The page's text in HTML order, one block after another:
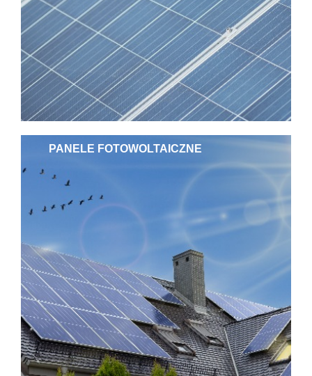
PANELE FOTOWOLTAICZNE